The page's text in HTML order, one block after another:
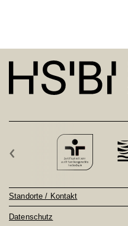
‹
Standorte / Kontakt
Datenschutz